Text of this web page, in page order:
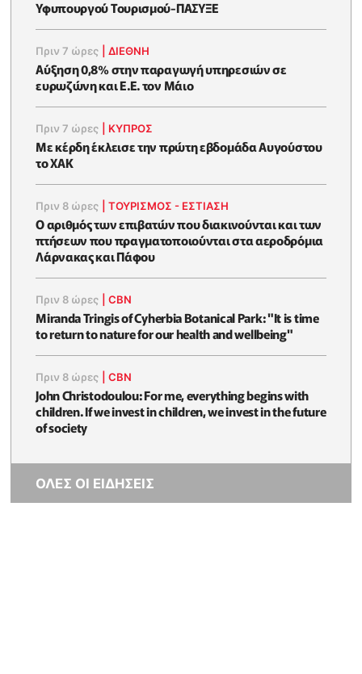
Υφυπουργού Τουρισμού-ΠΑΣΥΞΕ
Πριν 7 ώρες |ΔΙΕΘΝΗ
Αύξηση 0,8% στην παραγωγή υπηρεσιών σε
ευρωζώνη και Ε.Ε. τον Μάιο
Πριν 7 ώρες ΚΥΠΡΟΣ
Με κέρδη έκλεισε την πρώτη εβδομάδα Αυγούστου
το ΧΑΚ
Πριν 8 ώρες |ΤΟΥΡΙΣΜΟΣ - ΕΣΤΙΑΣΗ
Ο αριθμός των επιβατών που διακινούνται και των
πτήσεων που πραγματοποιούνται στα αεροδρόμια
Λάρνακας και Πάφου
Πριν 8 ώρες |CBN
Miranda Tringis of Cyherbia Botanical Park: "It is time
to return to nature for our health and wellbeing"
Πριν 8 ώρες |CBN
John Christodoulou: For me, everything begins with
children. If we invest in children, we invest in the future
of society
ΟΛΕΣ ΟΙ ΕΙΔΗΣΕΙΣ